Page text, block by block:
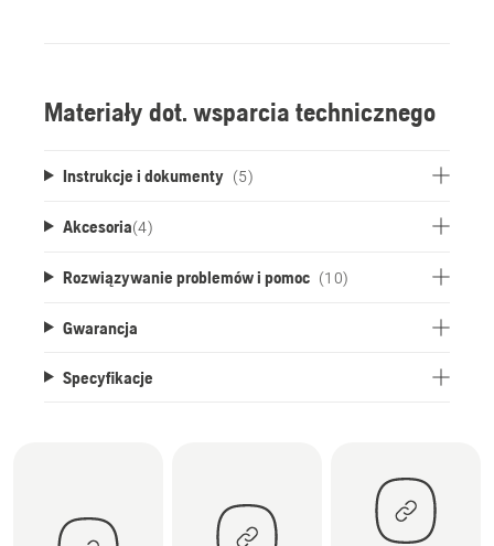
Materiały dot. wsparcia technicznego
Instrukcje i dokumenty (5)
Akcesoria(4)
Rozwiązywanie problemów i pomoc (10)
Gwarancja
Specyfikacje